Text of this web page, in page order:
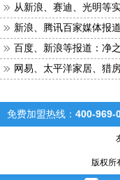
从新浪、赛迪、光明等
新浪、腾讯百家媒体报
百度、新浪等报道：净
网易、太平洋家居、猎
地气”
免费加盟热线： 400-969-
版权所